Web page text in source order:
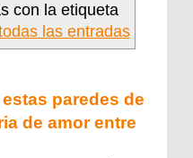
con la etiqueta
las entradas
paredes de
de amor entre